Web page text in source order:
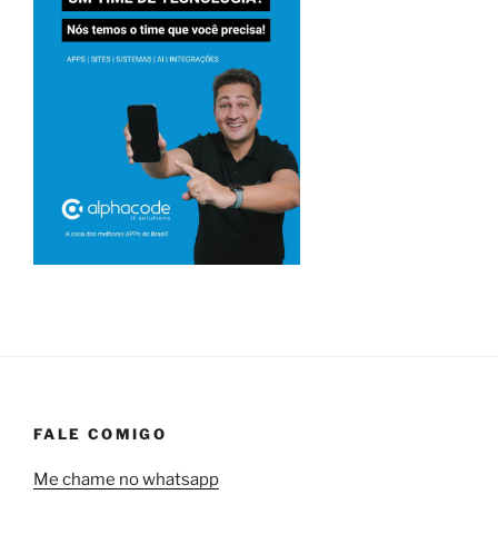
FALE COMIGO
Me chame no whatsapp